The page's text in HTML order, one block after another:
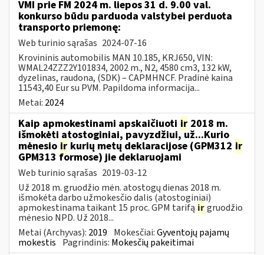
VMI prie FM 2024 m. liepos 31 d. 9.00 val.
konkurso būdu parduoda valstybei perduota
transporto priemonę:
Web turinio sąrašas 2024-07-16
Krovininis automobilis MAN 10.185, KRJ650, VIN:
WMAL24ZZZ2Y101834, 2002 m., N2, 4580 cm3, 132 kW,
dyzelinas, raudona, (SDK) – CAPMHNCF. Pradinė kaina
11543,40 Eur su PVM. Papildoma informacija...
Metai: 2024
Kaip apmokestinami apskaičiuoti ir 2018 m.
išmokėti atostoginiai, pavyzdžiui, už...Kurio
mėnesio ir kurių metų deklaracijose (GPM312 ir
GPM313 formose) jie deklaruojami
Web turinio sąrašas 2019-03-12
Už 2018 m. gruodžio mėn. atostogų dienas 2018 m.
išmokėta darbo užmokesčio dalis (atostoginiai)
apmokestinama taikant 15 proc. GPM tarifą irgruodžio
mėnesio NPD. Už 2018...
Metai (Archyvas): 2019 Mokesčiai:Gyventojų pajamų
mokestis Pagrindinis: Mokesčių pakeitimai